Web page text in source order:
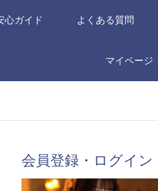
心ガイド よくある質問
マイページ
会員登録・ログイン